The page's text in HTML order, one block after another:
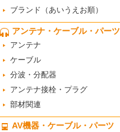
ブランド（あいうえお順）
アンテナ・ケーブル・パーツ
アンテナ
ケーブル
分波・分配器
アンテナ接栓・プラグ
部材関連
AV機器・ケーブル・パーツ